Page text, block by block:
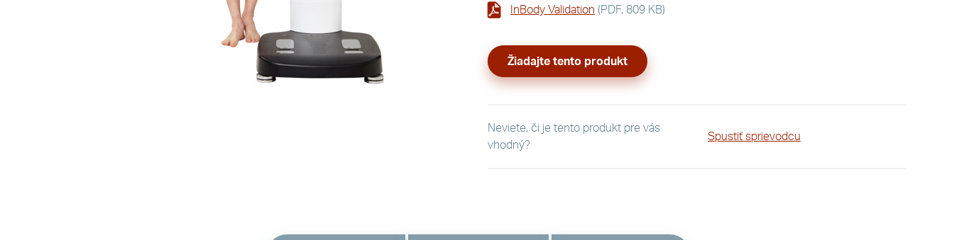
InBody Validation (PDF, 809 KB)
Žiadajte tento produkt
Neviete, či je tento produkt pre vás
vhodný?
Spustiť sprievodcu